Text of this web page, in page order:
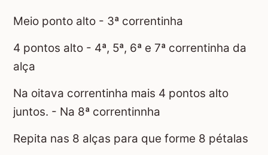
Meio ponto alto - 3ª correntinha
4 pontos alto - 4ª, 5ª, 6ª e 7ª correntinha da
alça
Na oitava correntinha mais 4 pontos alto
juntos. - Na 8ª correntinnha
Repita nas 8 alças para que forme 8 pétalas